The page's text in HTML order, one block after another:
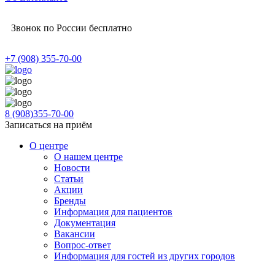
Звонок по России бесплатно
+7 (908) 355-70-00
8 (908)355-70-00
Записаться на приём
О центре
О нашем центре
Новости
Статьи
Акции
Бренды
Информация для пациентов
Документация
Вакансии
Вопрос-ответ
Информация для гостей из других городов